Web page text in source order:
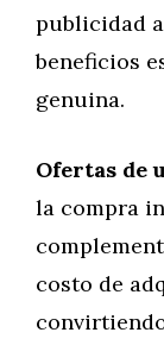
publicidad
beneficios
genuina.
Ofertas de
la compra
costo de